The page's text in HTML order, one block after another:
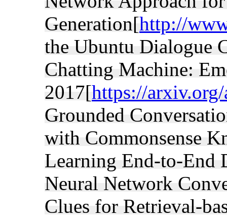
Generation[http://
the Ubuntu Dialogue
Chatting Machine:
2017[https://
Grounded
with Commonsense
Learning End-to-End
Neural Network
Clues for Retrieval-